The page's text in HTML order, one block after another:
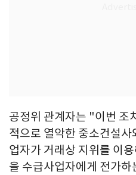
공정위 관계자는 "이번 조
적으로 열악한 중소건설
업자가 거래상 지위를 이
을 수급사업자에게 전가